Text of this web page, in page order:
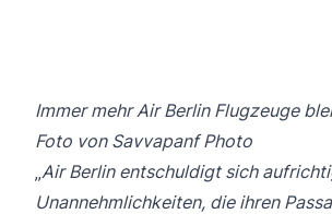
Immer mehr Air Berlin Flugzeuge
Foto von Savvapanf Photo
Air Berlin entschuldigt sich
Unannehmlichkeiten, die ihren